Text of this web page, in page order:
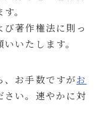
。
著作権法に則っ
いたします。
、お手数ですがお
さい。速やかに対